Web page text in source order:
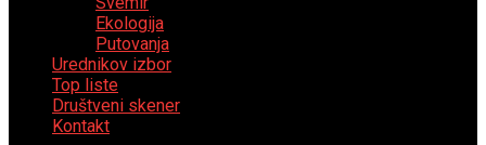
Ekologija
Putovanja
Urednikov izbor
Top liste
Društveni skener
Kontakt